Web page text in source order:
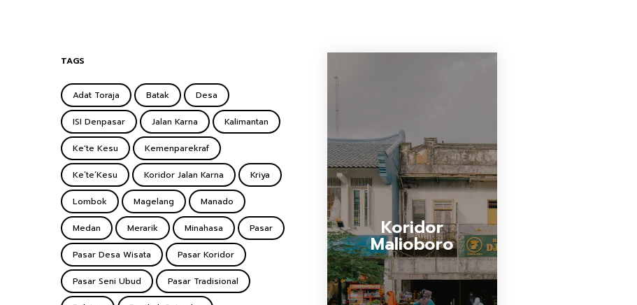
Koridor
Malioboro
TAGS
Adat Toraja Batak Desa
ISI Denpasar Jalan Karna Kalimantan
Ke'te Kesu Kemenparekraf
Ke’te’Kesu Koridor Jalan Karna Kriya
Lombok Magelang Manado
Medan Merarik Minahasa Pasar
Pasar Desa Wisata Pasar Koridor
Pasar Seni Ubud Pasar Tradisional